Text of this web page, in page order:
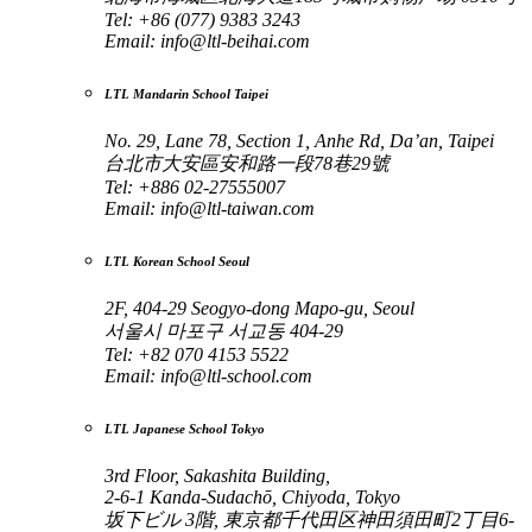
Tel: +86 (077) 9383 3243
Email: info@ltl-beihai.com
LTL Mandarin School Taipei
No. 29, Lane 78, Section 1, Anhe Rd, Da’an, Taipei
台北市大安區安和路一段78巷29號
Tel: +886 02-27555007
Email: info@ltl-taiwan.com
LTL Korean School Seoul
2F, 404-29 Seogyo-dong Mapo-gu, Seoul
서울시 마포구 서교동 404-29
Tel: +82 070 4153 5522
Email: info@ltl-school.com
LTL Japanese School Tokyo
3rd Floor, Sakashita Building,
2-6-1 Kanda-Sudachō, Chiyoda, Tokyo
坂下ビル 3階, 東京都千代田区神田須田町2丁目6-